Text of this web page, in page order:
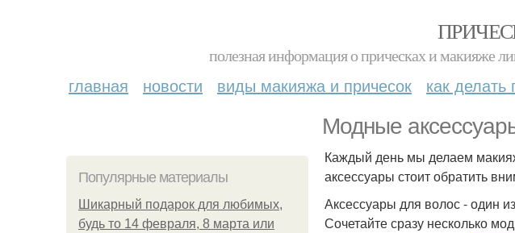
полезная информация о прическах и макияже
главная новости виды макияжа и причесок как
Модные
Популярные материалы
Шикарный подарок для любимых,
будь то 14 февраля, 8 марта или
Каждый день мы делаем
аксессуары стоит обратить
Аксессуары для волос - один
Сочетайте сразу несколько